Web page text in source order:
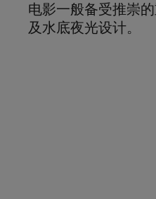
电影一般备受推崇
及水底夜光设计。